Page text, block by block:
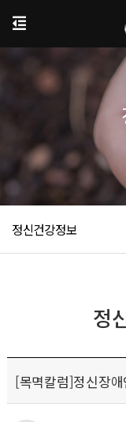
정신건강정보
정
[목멱칼럼]정신장